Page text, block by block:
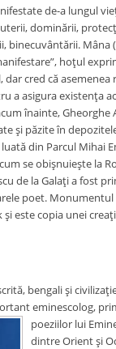
de-a lungul
dominării,
binecuvântării. Mâna
hoţul
dar cred că asemenea
a asigura existenţa
înainte, Gheorghe
şi păzite în
din Parcul Mihai
se obişnuieşte la
de la Galaţi a fost
poet.
şi este copia unei
bengali şi
eminescolog,
poeziilor lui
dintre Orient şi